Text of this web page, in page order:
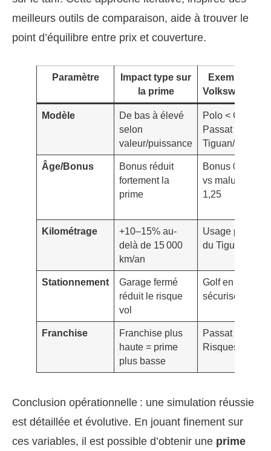
meilleurs outils de comparaison, aide à trouver le
point d’équilibre entre prix et couverture.
Paramètre
Impact type sur
la prime
Exemples
Volkswagen
Modèle
De bas à élevé
selon
valeur/puissance
Polo < Golf ≈
Passat <
Tiguan/ID.4
Âge/Bonus
Bonus réduit
fortement la
prime
Bonus 0,68
vs malus
1,25
Kilométrage
+10–15% au-
delà de 15 000
km/an
Usage pro
du Tiguan
Stationnement
Garage fermé
réduit le risque
vol
Golf en box
sécurisé
Franchise
Franchise plus
haute = prime
plus basse
Passat Tous
Risques
Conclusion opérationnelle : une simulation réussie
est détaillée et évolutive. En jouant finement sur
ces variables, il est possible d’obtenir une prime